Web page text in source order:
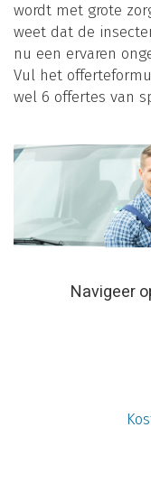
wordt met grote
weet dat de
nu een ervaren
Vul het
wel 6 offertes van
Navigeer